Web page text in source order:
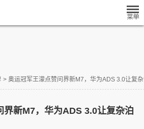
> 奥运冠军王濛点赞问界新M7，华为ADS 3.0让复
界新M7，华为ADS 3.0让复杂泊